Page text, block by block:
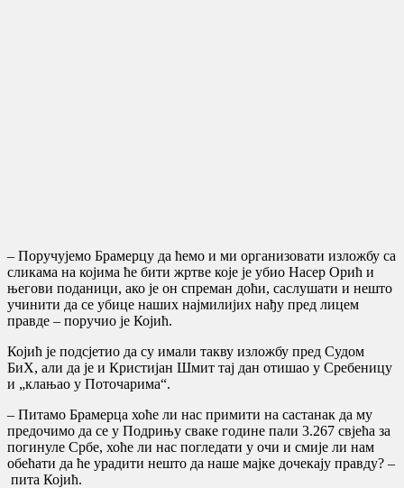
– Поручујемо Брамерцу да ћемо и ми организовати изложбу са
сликама на којима ће бити жртве које је убио Насер Орић и
његови поданици, ако је он спреман доћи, саслушати и нешто
учинити да се убице наших најмилијих нађу пред лицем
правде – поручио је Којић.
Којић је подсјетио да су имали такву изложбу пред Судом
БиХ, али да је и Кристијан Шмит тај дан отишао у Сребеницу
и „клањао у Поточарима“.
– Питамо Брамерца хоће ли нас примити на састанак да му
предочимо да се у Подрињу сваке године пали 3.267 свјећа за
погинуле Србе, хоће ли нас погледати у очи и смије ли нам
обећати да ће урадити нешто да наше мајке дочекају правду? –
пита Којић.